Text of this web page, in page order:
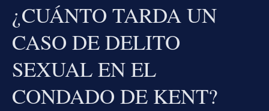
¿CUÁNTO TARDA UN
CASO DE DELITO
SEXUAL EN EL
CONDADO DE KENT?